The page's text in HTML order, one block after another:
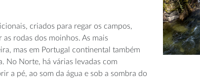
criados para regar os campos,
as rodas dos moinhos. As mais
mas em Portugal continental também
No Norte, há várias levadas com
a pé, ao som da água e sob a sombra do